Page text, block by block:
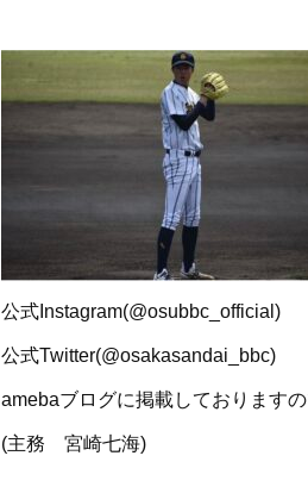
公式 Instagram(@osubbc_official)
公式Twitter(@osakasandai_bbc)
amebaブログに掲載しております
(主務 宮崎七海)